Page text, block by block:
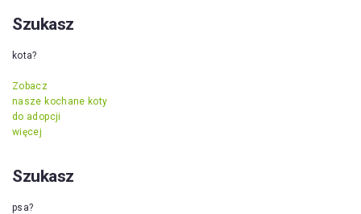
Szukasz
kota?
Zobacz
nasze kochane koty
do adopcji
więcej
Szukasz
psa?